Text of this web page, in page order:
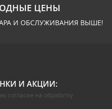
ЦЕНЫ
И ОБСЛУЖИВАНИЯ ВЫШЕ!
И АКЦИИ:
согласие на обработку